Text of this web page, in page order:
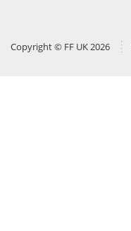
Copyright © FF UK 2026